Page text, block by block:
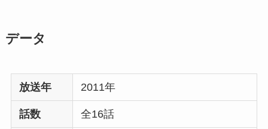
データ
放送年 2011年
話数 全16話